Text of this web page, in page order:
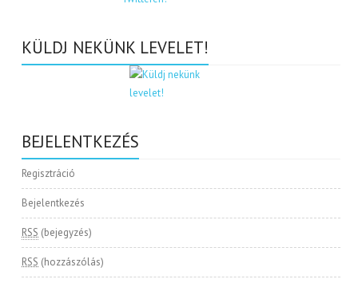
KÜLDJ NEKÜNK LEVELET!
BEJELENTKEZÉS
Regisztráció
Bejelentkezés
RSS (bejegyzés)
RSS (hozzászólás)